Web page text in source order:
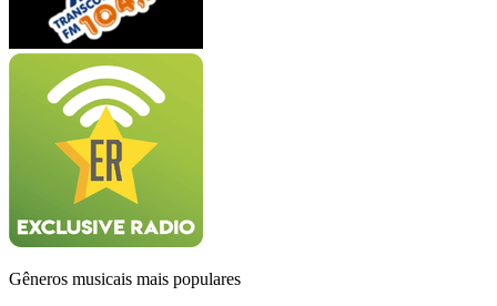
Gêneros musicais mais populares